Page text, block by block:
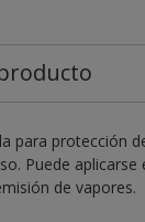
para protección
Puede aplicarse
de vapores.